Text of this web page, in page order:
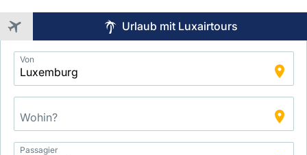
Urlaub mit Luxairtours
Application
Intelligent
Package
Von
Passagier